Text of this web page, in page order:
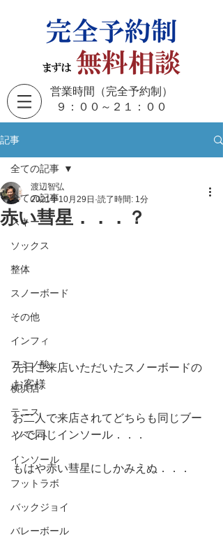
営業時間（完全予約制）
​９：００～２１：００
記事
全ての記事
スキー
ソックス
整体
スノーボード
その他
インフィ
アミノ酸
横浜店
テニス
イベント
インソール
フットラボ
バックジョイ
バレーボール
全ての記事
赤い彗星．．．？
渡辺智弘
2021年10月29日 読了時間: 1分
先日ご来店いただいたスノーボードの
お客様
お二人で来店されてどちらも同じブー
ツで同じインソール．．．
もはや赤い彗星にしかみえぬ．．．